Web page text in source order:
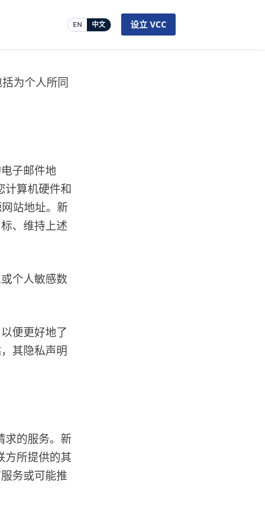
EN 中文 设立 VCC
为个人所同
子邮件地
计算机硬件和
站地址。新
、维持上述
个人敏感数
便更好地了
其隐私声明
求的服务。新
方所提供的其
务或可能推